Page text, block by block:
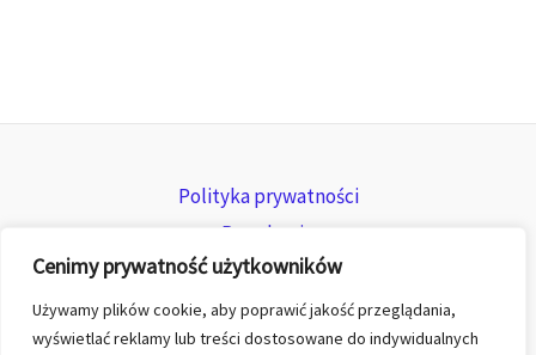
Cenimy prywatność użytkowników
Używamy plików cookie, aby poprawić jakość przeglądania,
wyświetlać reklamy lub treści dostosowane do indywidualnych
Polityka prywatności
Regulamin
Zwroty i reklamacje